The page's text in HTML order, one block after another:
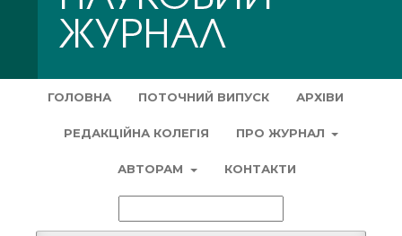
ГОЛОВНА ПОТОЧНИЙ ВИПУСК АРХІВИ
РЕДАКЦІЙНА КОЛЕГІЯ ПРО ЖУРНАЛ
АВТОРАМ КОНТАКТИ